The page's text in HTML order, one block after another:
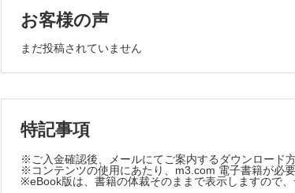
周期性嘔吐症候群を認めた障害児の3例
高インスリン高アンモニア血症症候群：症例報告
新生児
集中治療により救命し得たびまん性新生児血管腫症
腎・泌尿・生殖器
膀胱膣瘻との鑑別を要したvaginal refluxの乳児例
お客様の声
まだ投稿されていません
特記事項
※ご入金確認後、メールにてご案内するダウンロード
※コンテンツの使用にあたり、m3.com 電子書籍が必要
※eBook版は、書籍の体裁そのままで表示しますので